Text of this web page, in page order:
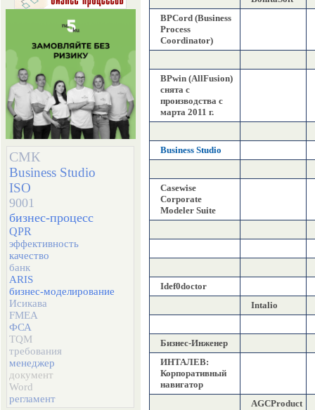
СМК
Business Studio
ISO
9001
бизнес-процесс
QPR
эффективность
качество
банк
ARIS
бизнес-моделирование
Исикава
FMEA
ФСА
TQM
требования
менеджер
документ
Word
регламент
BPCord (Business
Process
Coordinator)
BPwin (AllFusion)
снята с
производства с
марта 2011 г.
Business Studio
Casewise
Corporate
Modeler Suite
Idef0doctor
Intalio
Бизнес-Инженер
ИНТАЛЕВ:
Корпоративный
навигатор
AGCProduct